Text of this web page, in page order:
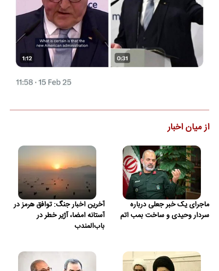
از میان اخبار
ماجرای یک خبر جعلی درباره
سردار وحیدی و ساخت بمب اتم
آخرین اخبار جنگ: توافق هرمز در
آستانه امضا، آژیر خطر در
باب‌المندب